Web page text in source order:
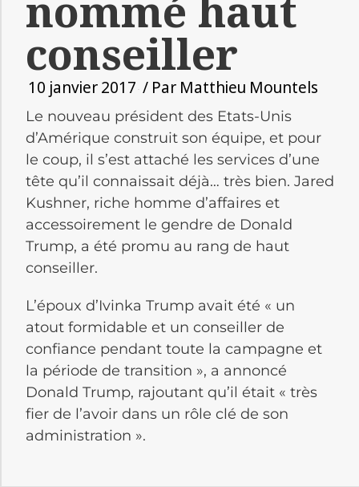
nommé haut
conseiller
10 janvier 2017 / Par Matthieu Mountels
Le nouveau président des Etats-Unis
d’Amérique construit son équipe, et pour
le coup, il s’est attaché les services d’une
tête qu’il connaissait déjà… très bien. Jared
Kushner, riche homme d’affaires et
accessoirement le gendre de Donald
Trump, a été promu au rang de haut
conseiller.
L’époux d’Ivinka Trump avait été « un
atout formidable et un conseiller de
confiance pendant toute la campagne et
la période de transition », a annoncé
Donald Trump, rajoutant qu’il était « très
fier de l’avoir dans un rôle clé de son
administration ».